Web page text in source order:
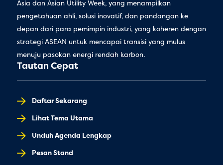
Asia dan Asian Utility Week, yang menampilkan
pengetahuan ahli, solusi inovatif, dan pandangan ke
depan dari para pemimpin industri, yang koheren dengan
strategi ASEAN untuk mencapai transisi yang mulus
menuju pasokan energi rendah karbon.
Tautan Cepat
Daftar Sekarang
Lihat Tema Utama
Unduh Agenda Lengkap
Pesan Stand